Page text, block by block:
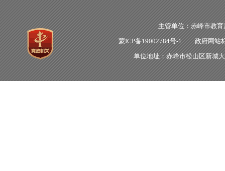
主管单位：赤峰市
蒙ICP备19002784号-1政府网站
单位地址：赤峰市松山区新